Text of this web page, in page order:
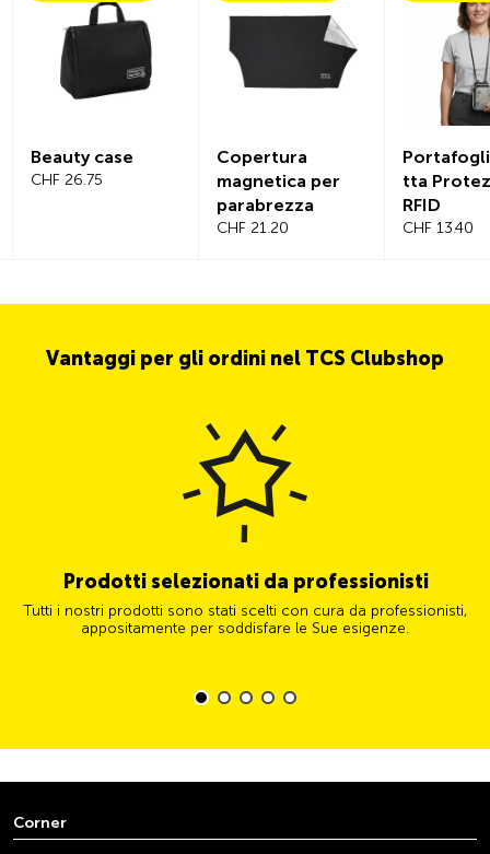
Beauty case
CHF 26.75
Copertura
magnetica per
parabrezza
CHF 21.20
tta
RFID
CHF 13.40
Vantaggi per gli ordini nel TCS Clubshop
Prodotti selezionati da professionisti
Tutti i nostri prodotti sono stati scelti con cura da professionisti,
appositamente per soddisfare le Sue esigenze.
Corner